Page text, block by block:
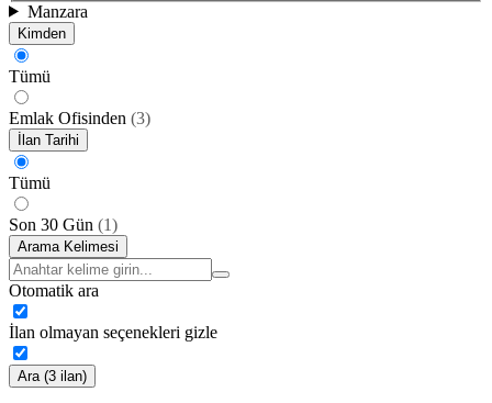
Manzara
Kimden
Tümü
Emlak Ofisinden (3)
İlan Tarihi
Tümü
Son 30 Gün (1)
Arama Kelimesi
Otomatik ara
İlan olmayan seçenekleri gizle
Ara (3 ilan)